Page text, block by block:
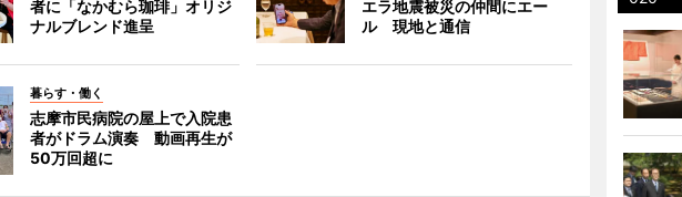
者に「なかむら珈琲」オリジ
ナルブレンド進呈
エラ地震被災の仲間にエー
ル 現地と通信
暮らす・働く
志摩市民病院の屋上で入院患
者がドラム演奏 動画再生が
50万回超に